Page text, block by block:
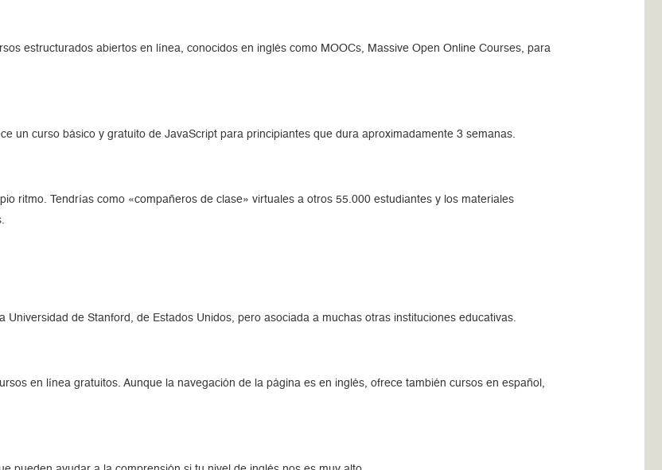
estructurados abiertos en línea, conocidos en inglés como MOOCs, Massive Open Online Courses, para
un curso básico y gratuito de JavaScript para principiantes que dura aproximadamente 3 semanas.
ritmo. Tendrías como «compañeros de clase» virtuales a otros 55.000 estudiantes y los materiales
de Stanford, de Estados Unidos, pero asociada a muchas otras instituciones educativas.
en línea gratuitos. Aunque la navegación de la página es en inglés, ofrece también cursos en español,